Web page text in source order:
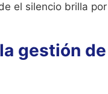
el silencio brilla
gestión